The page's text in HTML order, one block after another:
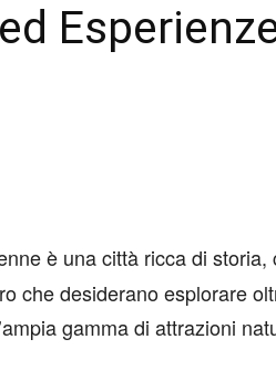
è una città ricca di storia,
che desiderano esplorare
gamma di attrazioni